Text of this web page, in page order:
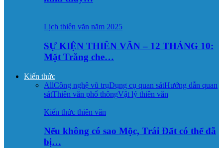
Lịch thiên văn năm 2025
SỰ KIỆN THIÊN VĂN – 12 THÁNG 10:
Mặt Trăng che…
Kiến thức
AllCông nghệ vũ trụDụng cụ quan sátHướng dẫn quan
sátThiên văn phổ thôngVật lý thiên văn
Kiến thức thiên văn
Nếu không có sao Mộc, Trái Đất có thể đã
bị…